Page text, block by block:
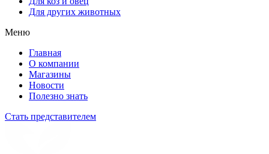
Для других животных
Меню
Главная
О компании
Магазины
Новости
Полезно знать
Стать представителем